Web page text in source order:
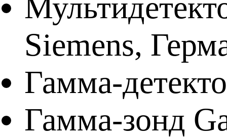
Siemens,
Гамма-
Гамма-зонд